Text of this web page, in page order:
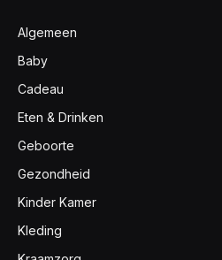
Algemeen
Baby
Cadeau
Eten & Drinken
Geboorte
Gezondheid
Kinder Kamer
Kleding